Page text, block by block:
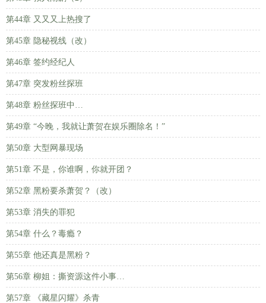
第44章 又又又上热搜了
第45章 隐秘视线（改）
第46章 签约经纪人
第47章 突发粉丝探班
第48章 粉丝探班中…
第49章 “今晚，我就让萧贺在娱乐圈除名！”
第50章 大型网暴现场
第51章 不是，你谁啊，你就开团？
第52章 黑粉要杀萧贺？（改）
第53章 消失的罪犯
第54章 什么？毒瘾？
第55章 他还真是黑粉？
第56章 柳姐：撕资源这件小事…
第57章 《藏星闪耀》杀青